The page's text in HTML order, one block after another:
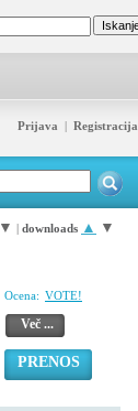
Prijava | Registracija
▼ | downloads ▲ ▼
Ocena: VOTE!
Več ...
PRENOS